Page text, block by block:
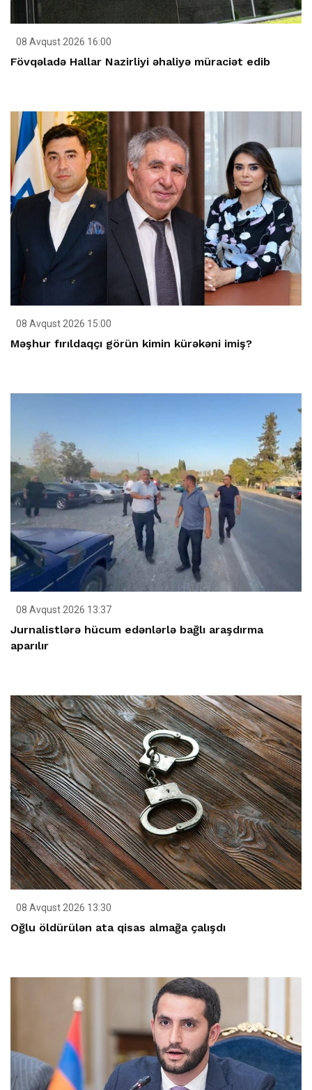
08 Avqust 2026 16:00
Fövqəladə Hallar Nazirliyi əhaliyə müraciət edib
08 Avqust 2026 15:00
Məşhur fırıldaqçı görün kimin kürəkəni imiş?
08 Avqust 2026 13:37
Jurnalistlərə hücum edənlərlə bağlı araşdırma
aparılır
08 Avqust 2026 13:30
Oğlu öldürülən ata qisas almağa çalışdı